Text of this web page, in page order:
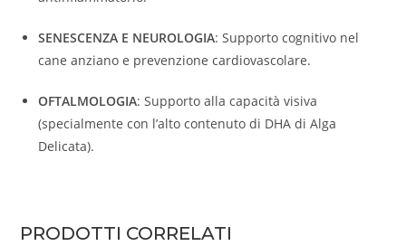
SENESCENZA E NEUROLOGIA: Supporto cognitivo nel
cane anziano e prevenzione cardiovascolare.
OFTALMOLOGIA: Supporto alla capacità visiva
(specialmente con l’alto contenuto di DHA di Alga
Delicata).
PRODOTTI CORRELATI